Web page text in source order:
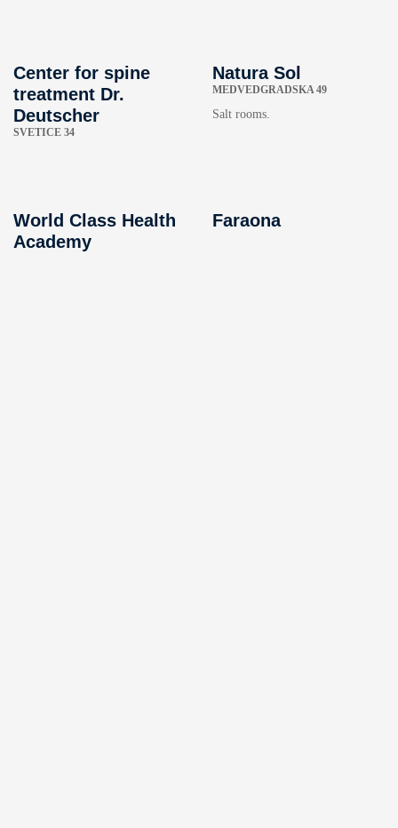
Center for spine
treatment Dr.
Deutscher
SVETICE 34
Natura Sol
MEDVEDGRADSKA 49
Salt rooms.
World Class Health
Academy
Faraona